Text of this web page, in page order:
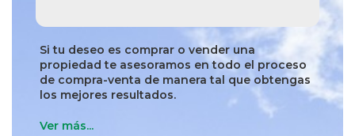
Si tu deseo es comprar o vender una
propiedad te asesoramos en todo el proceso
de compra-venta de manera tal que obtengas
los mejores resultados.
Ver más...